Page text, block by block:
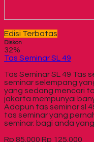
Edisi Terbatas
Diskon
32%
Tas Seminar SL 49
Tas Seminar SL 49 Tas
seminar selempang
yang sedang mencari
jakarta mempunyai
Adapun tas seminar sl
tas seminar yang
seminar. bagi anda
Rp 85.000 Rp 125.000